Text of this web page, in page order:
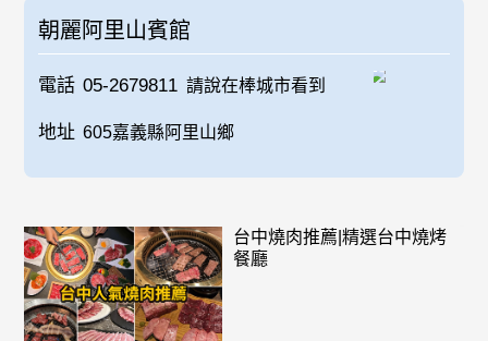
朝麗阿里山賓館
電話 05-2679811 請說在棒城市看到
地址 605嘉義縣阿里山鄉
台中燒肉推薦|精選台中燒烤
餐廳